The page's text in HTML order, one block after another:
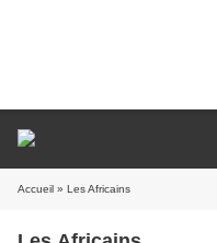
Accueil » Les Africains